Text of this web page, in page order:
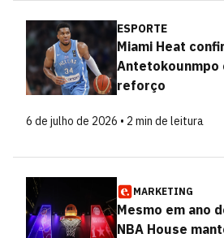
ESPORTE
Miami Heat
Antetokounmpo
reforço
6 de julho de 2026 • 2 min de leitura
MARKETING
Mesmo em ano
NBA House